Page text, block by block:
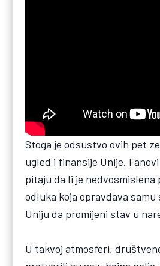
Stoga je odsustvo ovih pet
ugled i finansije Unije.
pitaju da li je nedvosmislena
odluka koja opravdava samu
Uniju da promijeni stav u
U takvoj atmosferi,